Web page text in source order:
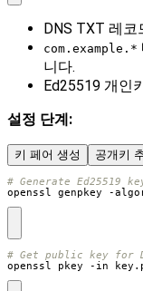
DNS TXT 레
com.example.*
니다.
Ed25519 개인
설정 단계:
키 페어 생성 공개키
# Generate Ed25519
openssl genpkey -
# Get public key for
openssl pkey -in